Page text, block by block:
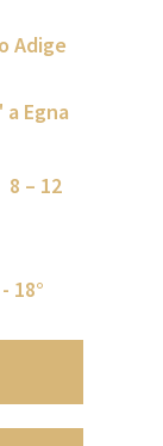
Adige
Egna
8 – 12
18°